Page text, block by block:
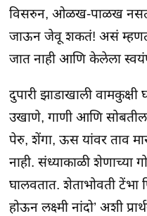
विसरुन, ओळख-पाळख
जाऊन जेवू शकतं! असं
जात नाही आणि केलेला
दुपारी झाडाखाली
उखाणे, गाणी आणि
पेरु, शेंगा, ऊस यांवर ताव
नाही. संध्याकाळी शेणाच्या
घालवतात. शेताभोवती टेंभा
होऊन लक्ष्मी नांदो’ अशी